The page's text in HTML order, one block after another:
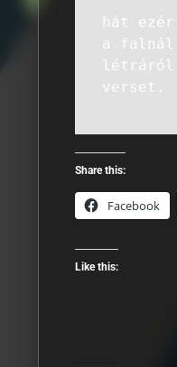
hát
a falnál
létráról
verset.
Share this:
Facebook
Like this: